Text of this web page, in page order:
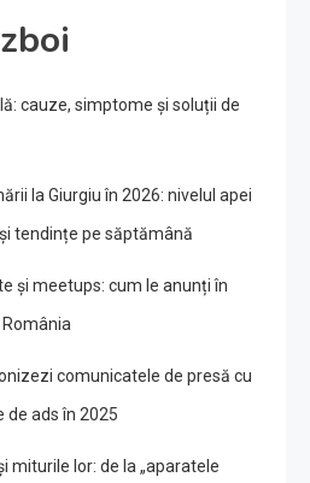
cauze, simptome și soluții de
la Giurgiu în 2026: nivelul apei
tendințe pe săptămână
și meetups: cum le anunți în
comunicatele de presă cu
de ads în 2025
miturile lor: de la „aparatele